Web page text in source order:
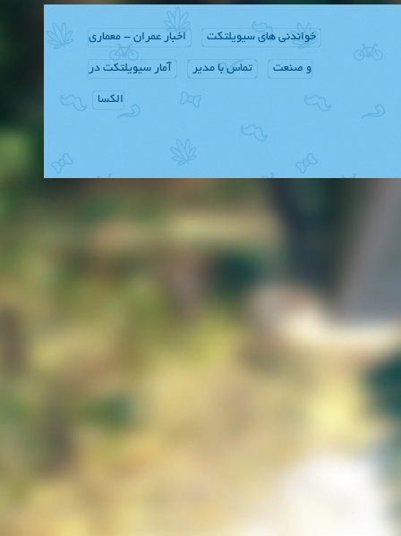
خواندنی های سیویلتکت اخبار عمران - معماری
و صنعت تماس با مدیر آمار سیویلتکت در
الکسا